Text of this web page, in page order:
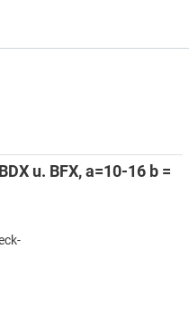
u. BFX, a=10-16 b =